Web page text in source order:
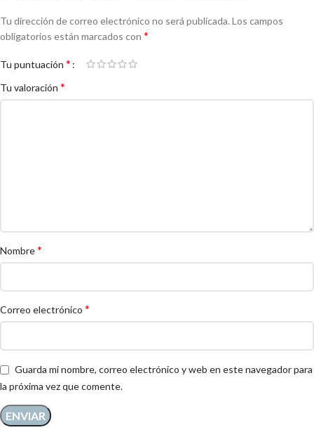
Tu dirección de correo electrónico no será publicada. Los campos
obligatorios están marcados con *
Tu puntuación *
Tu valoración *
Nombre*
Correo electrónico *
Guarda mi nombre, correo electrónico y web en este navegador para
la próxima vez que comente.